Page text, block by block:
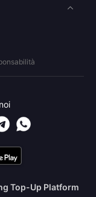
Top-Up Platform